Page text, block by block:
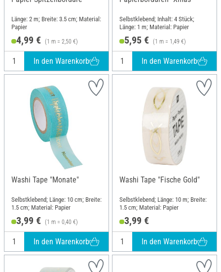
Länge: 2 m; Breite: 3.5 cm; Material:
Papier
4,99 € (1 m = 2,50 €)
In den Warenkorb
Selbstklebend; Inhalt: 4 Stück;
Länge: 1 m; Material: Papier
5,95 € (1 m = 1,49 €)
In den Warenkorb
Washi Tape "Monate"
Selbstklebend; Länge: 10 cm; Breite:
1.5 cm; Material: Papier
3,99 € (1 m = 0,40 €)
In den Warenkorb
Washi Tape "Fische Gold"
Selbstklebend; Länge: 10 m; Breite:
1.5 cm; Material: Papier
3,99 €
In den Warenkorb